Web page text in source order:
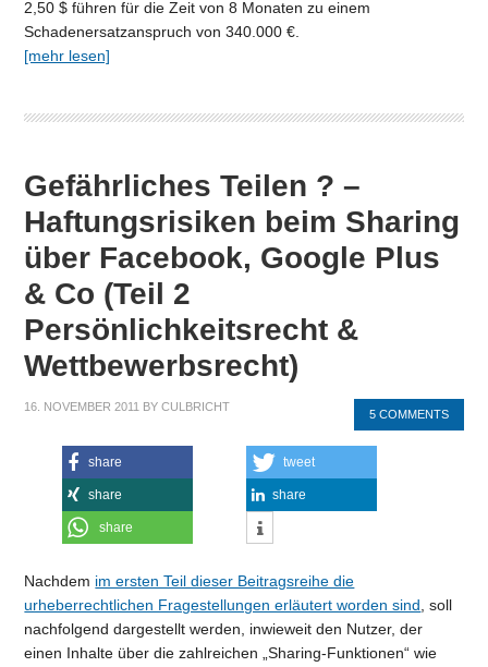
2,50 $ führen für die Zeit von 8 Monaten zu einem
Schadenersatzanspruch von 340.000 €.
[mehr lesen]
Gefährliches Teilen ? –
Haftungsrisiken beim Sharing
über Facebook, Google Plus
& Co (Teil 2
Persönlichkeitsrecht &
Wettbewerbsrecht)
16. NOVEMBER 2011 BYCULBRICHT
5 COMMENTS
share tweet
share share
share
Nachdem im ersten Teil dieser Beitragsreihe die
urheberrechtlichen Fragestellungen erläutert worden sind , soll
nachfolgend dargestellt werden, inwieweit den Nutzer, der
einen Inhalte über die zahlreichen „Sharing-Funktionen“ wie